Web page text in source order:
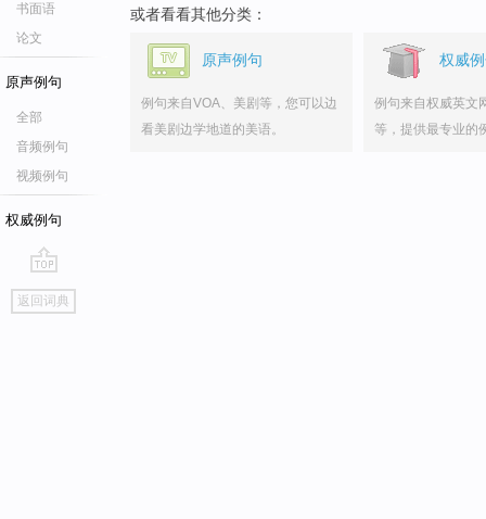
书面语
论文
原声例句
全部
音频例句
视频例句
权威例句
go
top
返回词典
或者看看其他分类：
原声例句
例句来自VOA、美剧等，您可以边
看美剧边学地道的美语。
权威
例句来自权威英文
等，提供最专业的